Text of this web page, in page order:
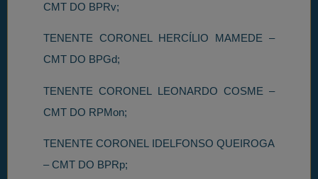
CMT DO BPRv;
TENENTE CORONEL HERCÍLIO MAMEDE –
CMT DO BPGd;
TENENTE CORONEL LEONARDO COSME –
CMT DO RPMon;
TENENTE CORONEL IDELFONSO QUEIROGA
– CMT DO BPRp;